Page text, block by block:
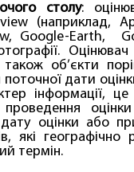
столу:
(наприклад,
Google-Earth,
також об’єкти
дати
інформації,
оцінки або
які
термін.